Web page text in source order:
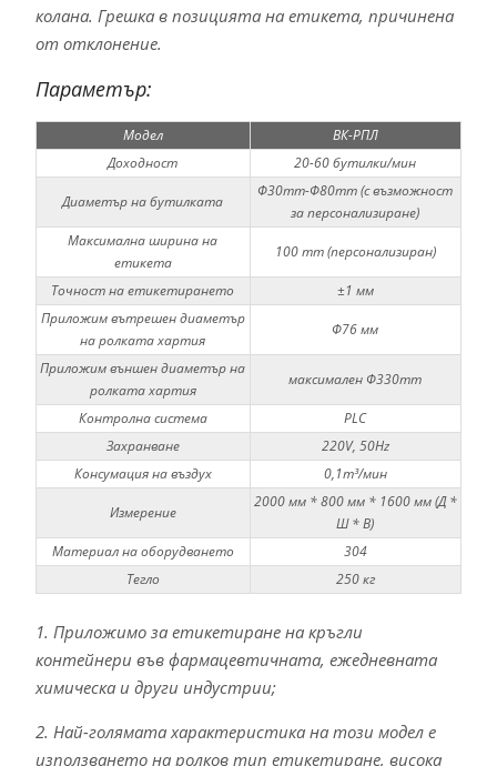
колана. Грешка в позицията на етикета, причинена
от отклонение.
Параметър:
Модел
ВК-РПЛ
Доходност
20-60 бутилки/мин
Диаметър на бутилката
Φ30mm-Φ80mm (с възможност
за персонализиране)
Максимална ширина на
етикета
100 mm (персонализиран)
Точност на етикетирането
±1 мм
Приложим вътрешен диаметър
на ролката хартия
Φ76 мм
Приложим външен диаметър на
ролката хартия
максимален Φ330mm
Контролна система
PLC
Захранване
220V, 50Hz
Консумация на въздух
0,1m³/мин
Измерение
2000 мм * 800 мм * 1600 мм (Д *
Ш * В)
Материал на оборудването
304
Тегло
250 кг
1. Приложимо за етикетиране на кръгли
контейнери във фармацевтичната, ежедневната
химическа и други индустрии;
2. Най-голямата характеристика на този модел е
използването на ролков тип етикетиране, висока